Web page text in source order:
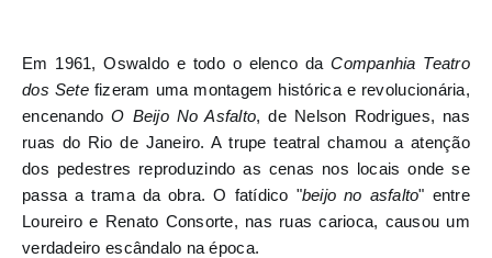
Em 1961, Oswaldo e todo o elenco da Companhia Teatro
dos Sete fizeram uma montagem histórica e revolucionária,
encenando O Beijo No Asfalto, de Nelson Rodrigues, nas
ruas do Rio de Janeiro. A trupe teatral chamou a atenção
dos pedestres reproduzindo as cenas nos locais onde se
passa a trama da obra. O fatídico "beijo no asfalto" entre
Loureiro e Renato Consorte, nas ruas carioca, causou um
verdadeiro escândalo na época.